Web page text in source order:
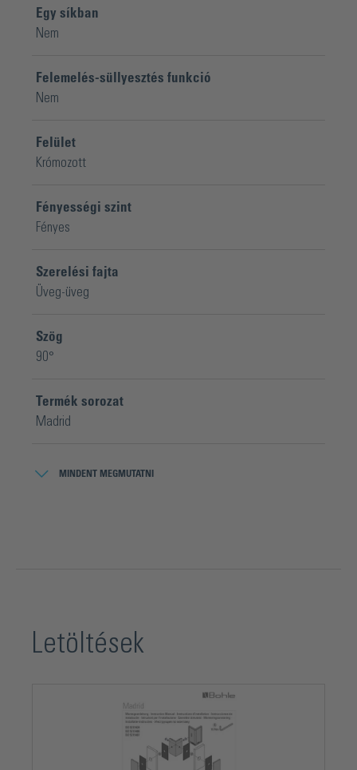
Egy síkban
Nem
Felemelés-süllyesztés funkció
Nem
Felület
Krómozott
Fényességi szint
Fényes
Szerelési fajta
Üveg-üveg
Szög
90°
Termék sorozat
Madrid
MINDENT MEGMUTATNI
Letöltések